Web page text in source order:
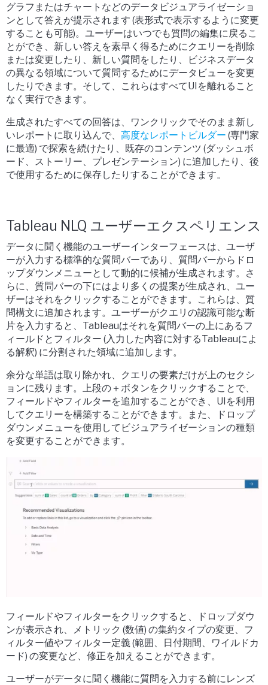
グラフまたはチャートなどのデータビジュアライゼーショ
ンとして答えが提示されます (表形式で表示するように変更
することも可能)。ユーザーはいつでも質問の編集に戻るこ
とができ、新しい答えを素早く得るためにクエリーを削除
または変更したり、新しい質問をしたり、ビジネスデータ
の異なる領域について質問するためにデータビューを変更
したりできます。そして、これらはすべてUIを離れること
なく実行できます。
生成されたすべての回答は、ワンクリックでそのまま新し
いレポートに取り込んで、 高度なレポートビルダー (専門家
に最適) で探索を続けたり、既存のコンテンツ (ダッシュボ
ード、ストーリー、プレゼンテーション) に追加したり、後
で使用するために保存したりすることができます。
Tableau NLQ ユーザーエクスペリエンス
データに聞く機能のユーザーインターフェースは、ユーザ
ーが入力する標準的な質問バーであり、質問バーからドロ
ップダウンメニューとして動的に候補が生成されます。さ
らに、質問バーの下にはより多くの提案が生成され、ユー
ザーはそれをクリックすることができます。これらは、質
問構文に追加されます。ユーザーがクエリの認識可能な断
片を入力すると、Tableauはそれを質問バーの上にあるフ
ィールドとフィルター (入力した内容に対するTableauによ
る解釈) に分割された領域に追加します。
余分な単語は取り除かれ、クエリの要素だけが上のセクシ
ョンに残ります。上段の＋ボタンをクリックすることで、
フィールドやフィルターを追加することができ、UIを利用
してクエリーを構築することができます。また、ドロップ
ダウンメニューを使用してビジュアライゼーションの種類
を変更することができます。
フィールドやフィルターをクリックすると、ドロップダウ
ンが表示され、メトリック (数値) の集約タイプの変更、フ
ィルター値やフィルター定義 (範囲、日付期間、ワイルドカ
ード) の変更など、修正を加えることができます。
ユーザーがデータに聞く機能に質問を入力する前にレンズ